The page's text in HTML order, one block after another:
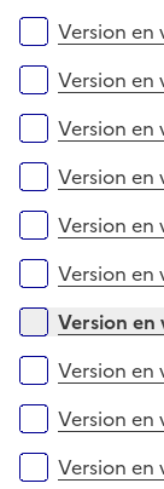
Version
Version
Version
Version
Version en
Version en
Version
Version en
Version en
Version en